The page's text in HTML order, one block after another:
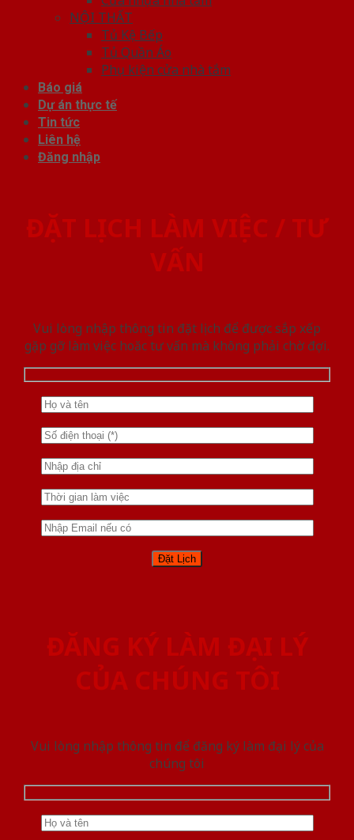
NỘI THẤT
Tủ Kệ Bếp
Tủ Quần Áo
Phụ kiện cửa nhà tắm
Báo giá
Dự án thực tế
Tin tức
Liên hệ
Đăng nhập
ĐẶT LỊCH LÀM VIỆC / TƯ
VẤN
Vui lòng nhập thông tin đặt lịch để được sắp xếp
gặp gỡ làm việc hoăc tư vấn mà không phải chờ đợi.
ĐĂNG KÝ LÀM ĐẠI LÝ
CỦA CHÚNG TÔI
Vui lòng nhập thông tin để đăng ký làm đại lý của
chúng tôi